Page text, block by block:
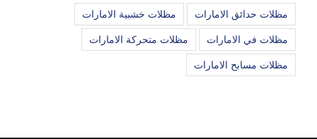
مظلات حدائق الامارات مظلات خشبية الامارات
مظلات في الامارات مظلات متحركة الامارات
مظلات مسابح الامارات